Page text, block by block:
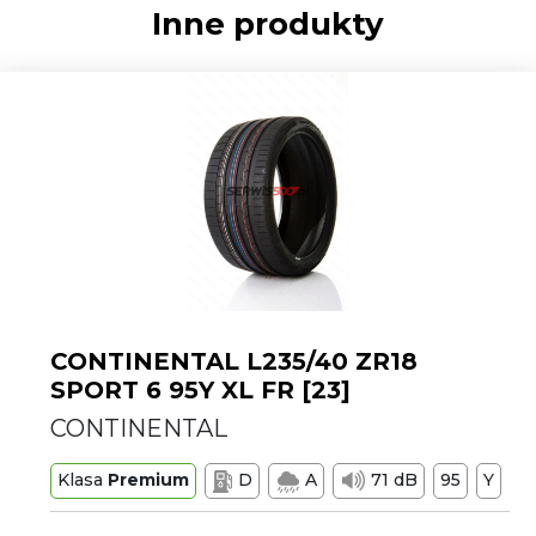
Inne produkty
CONTINENTAL L235/40 ZR18
SPORT 6 95Y XL FR [23]
CONTINENTAL
Klasa Premium D A 71 dB 95 Y